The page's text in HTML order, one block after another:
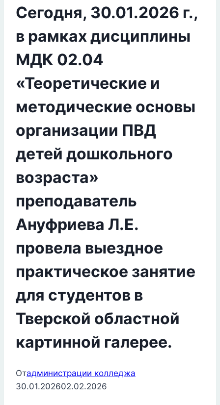
Сегодня, 30.01.2026 г.,
в рамках дисциплины
МДК 02.04
«Теоретические и
методические основы
организации ПВД
детей дошкольного
возраста»
преподаватель
Ануфриева Л.Е.
провела выездное
практическое занятие
для студентов в
Тверской областной
картинной галерее.
Отадминистрации колледжа
30.01.202602.02.2026